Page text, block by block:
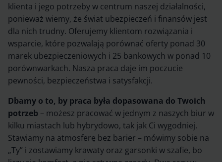
klienta i jego potrzeby w centrum naszej działalności,
ponieważ wiemy, że świat ubezpieczeń i finansów jest
dla nich trudny. Oferujemy klientom rozwiązania i
wsparcie, które pozwalają porównać oferty ponad 30
marek ubezpieczeniowych i 25 bankowych w ponad 10
porównwarkach. Nasza praca daje im poczucie
pewności, bezpieczeństwa i satysfakcji.
Dbamy o to, by praca była dopasowana do Twoich
potrzeb – możesz pracować w jednym z naszych biur w
kilku miastach lub hybrydowo, tak jak Ci wygodniej.
Stawiamy na atmosferę bez barier – mówimy sobie na
„Ty” i zostawiamy krawaty oraz garsonki w szafie, bo